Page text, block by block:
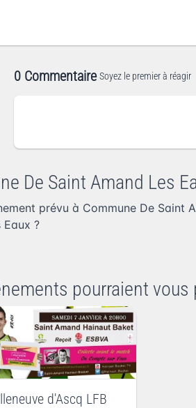
0 Commentaire Soyez le premier à réagir
De Saint Amand Les
prévu à Commune De Saint
Eaux ?
pourraient vous
d'Ascq LFB